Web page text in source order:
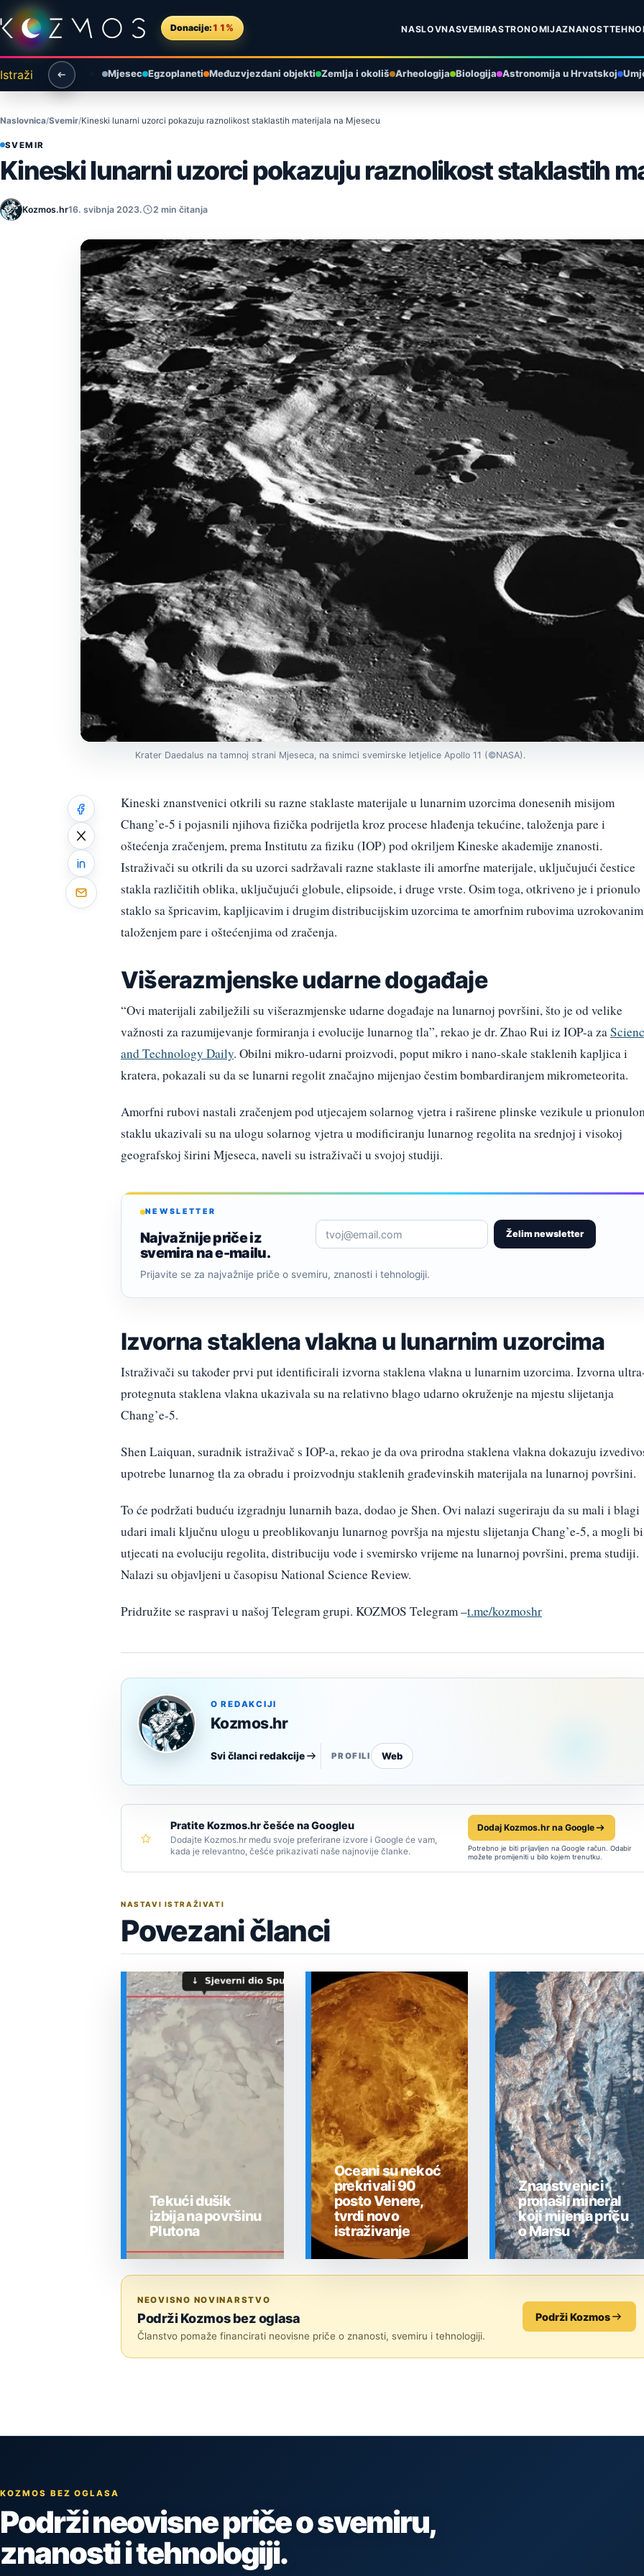
Preskoči na sadržaj
Donacije: 11% NASLOVNASVEMIRASTRONOMIJAZNANOST
Istraži Mjesec Egzoplaneti Međuzvjezdani objekti Zemlja i okoliš Arheologija Biologija Astronomija u Hrvatskoj
Naslovnica Svemir Kineski lunarni uzorci pokazuju raznolikost staklastih materijala na Mjesecu
SVEMIR
Kineski lunarni uzorci pokazuju raznolikost staklastih
Kozmos.hr16. svibnja 2023. 2 min čitanja
Krater Daedalus na tamnoj strani Mjeseca, na snimci svemirske letjelice Apollo 11 (©NASA).
Kineski znanstvenici otkrili su razne staklaste materijale u lunarnim uzorcima donesenih misijom
Chang’e-5 i pojasnili njihova fizička podrijetla kroz procese hlađenja tekućine, taloženja pare i
oštećenja zračenjem, prema Institutu za fiziku (IOP) pod okriljem Kineske akademije znanosti.
Istraživači su otkrili da su uzorci sadržavali razne staklaste ili amorfne materijale, uključujući čestice
stakla različitih oblika, uključujući globule, elipsoide, i druge vrste. Osim toga, otkriveno je i prionulo
staklo sa špricavim, kapljicavim i drugim distribucijskim uzorcima te amorfnim rubovima uzrokovanim
taloženjem pare i oštećenjima od zračenja.
Višerazmjenske udarne događaje
“Ovi materijali zabilježili su višerazmjenske udarne događaje na lunarnoj površini, što je od velike
važnosti za razumijevanje formiranja i evolucije lunarnog tla”, rekao je dr. Zhao Rui iz IOP-a za
and Technology Daily. Obilni mikro-udarni proizvodi, poput mikro i nano-skale staklenih kapljica i
kratera, pokazali su da se lunarni regolit značajno mijenjao čestim bombardiranjem mikrometeorita.
Amorfni rubovi nastali zračenjem pod utjecajem solarnog vjetra i raširene plinske vezikule u
staklu ukazivali su na ulogu solarnog vjetra u modificiranju lunarnog regolita na srednjoj i visokoj
geografskoj širini Mjeseca, naveli su istraživači u svojoj studiji.
NEWSLETTER
Najvažnije priče iz
svemira na e-mailu.
Želim newsletter
Prijavite se za najvažnije priče o svemiru, znanosti i tehnologiji.
Izvorna staklena vlakna u lunarnim uzorcima
Istraživači su također prvi put identificirali izvorna staklena vlakna u lunarnim uzorcima. Izvorna
protegnuta staklena vlakna ukazivala su na relativno blago udarno okruženje na mjestu slijetanja
Chang’e-5.
Shen Laiquan, suradnik istraživač s IOP-a, rekao je da ova prirodna staklena vlakna dokazuju
upotrebe lunarnog tla za obradu i proizvodnju staklenih građevinskih materijala na lunarnoj površini.
To će podržati buduću izgradnju lunarnih baza, dodao je Shen. Ovi nalazi sugeriraju da su mali i blagi
udari imali ključnu ulogu u preoblikovanju lunarnog površja na mjestu slijetanja Chang’e-5, a mogli bi
utjecati na evoluciju regolita, distribuciju vode i svemirsko vrijeme na lunarnoj površini, prema studiji.
Nalazi su objavljeni u časopisu National Science Review.
Pridružite se raspravi u našoj Telegram grupi. KOZMOS Telegram –t.me/kozmoshr
O REDAKCIJI
Kozmos.hr
Svi članci redakcije PROFILI Web
Pratite Kozmos.hr češće na Googleu
Dodajte Kozmos.hr među svoje preferirane izvore i Google će vam,
kada je relevantno, češće prikazivati naše najnovije članke.
Dodaj Kozmos.hr na Google
Potrebno je biti prijavljen na Google račun. Odabir
možete promijeniti u bilo kojem trenutku.
NASTAVI ISTRAŽIVATI
Povezani članci
Tekući dušik
izbija na površinu
Plutona
Oceani su nekoć
prekrivali 90
posto Venere,
tvrdi novo
istraživanje
Znanstvenici
pronašli mineral
koji mijenja priču
o Marsu
NEOVISNO NOVINARSTVO
Podrži Kozmos bez oglasa
Članstvo pomaže financirati neovisne priče o znanosti, svemiru i tehnologiji.
Podrži Kozmos
KOZMOS BEZ OGLASA
Podrži neovisne priče o svemiru,
znanosti i tehnologiji.